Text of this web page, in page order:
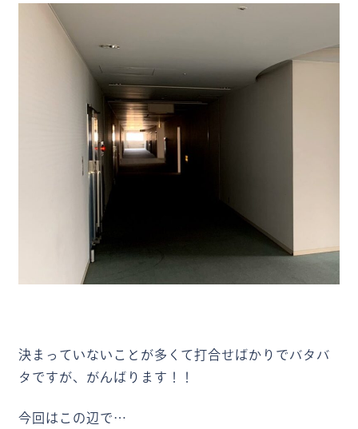
決まっていないことが多くて打合せばかりでバタバ
タですが、がんばります！！
今回はこの辺で…